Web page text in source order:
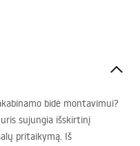
bidė montavimui?
sujungia išskirtinį
pritaikymą. Iš